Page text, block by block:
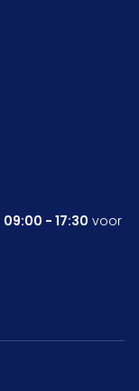
09:00 - 17:30 voor